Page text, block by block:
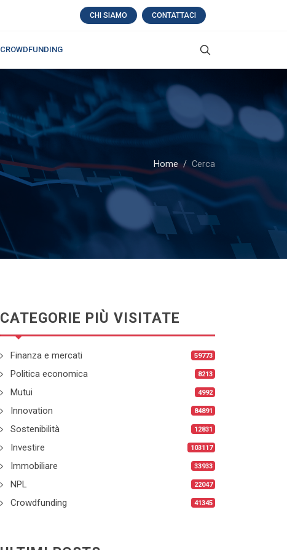
CHI SIAMO CONTATTACI
CROWDFUNDING
Home Cerca
CATEGORIE PIÙ VISITATE
Finanza e mercati 59773
Politica economica 8213
Mutui 4992
Innovation 84891
Sostenibilità 12831
Investire 103117
Immobiliare 33933
NPL 22047
Crowdfunding 41345